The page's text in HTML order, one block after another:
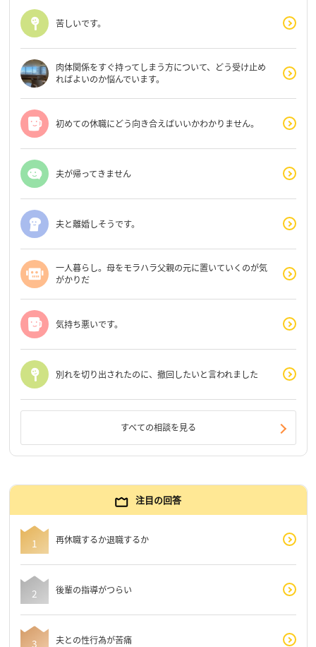
苦しいです。
肉体関係をすぐ持ってしまう方について、どう受け止め
ればよいのか悩んでいます。
初めての休職にどう向き合えばいいかわかりません。
夫が帰ってきません
夫と離婚しそうです。
一人暮らし。母をモラハラ父親の元に置いていくのが気
がかりだ
気持ち悪いです。
別れを切り出されたのに、撤回したいと言われました
すべての相談を見る
注目の回答
再休職するか退職するか
後輩の指導がつらい
夫との性行為が苦痛